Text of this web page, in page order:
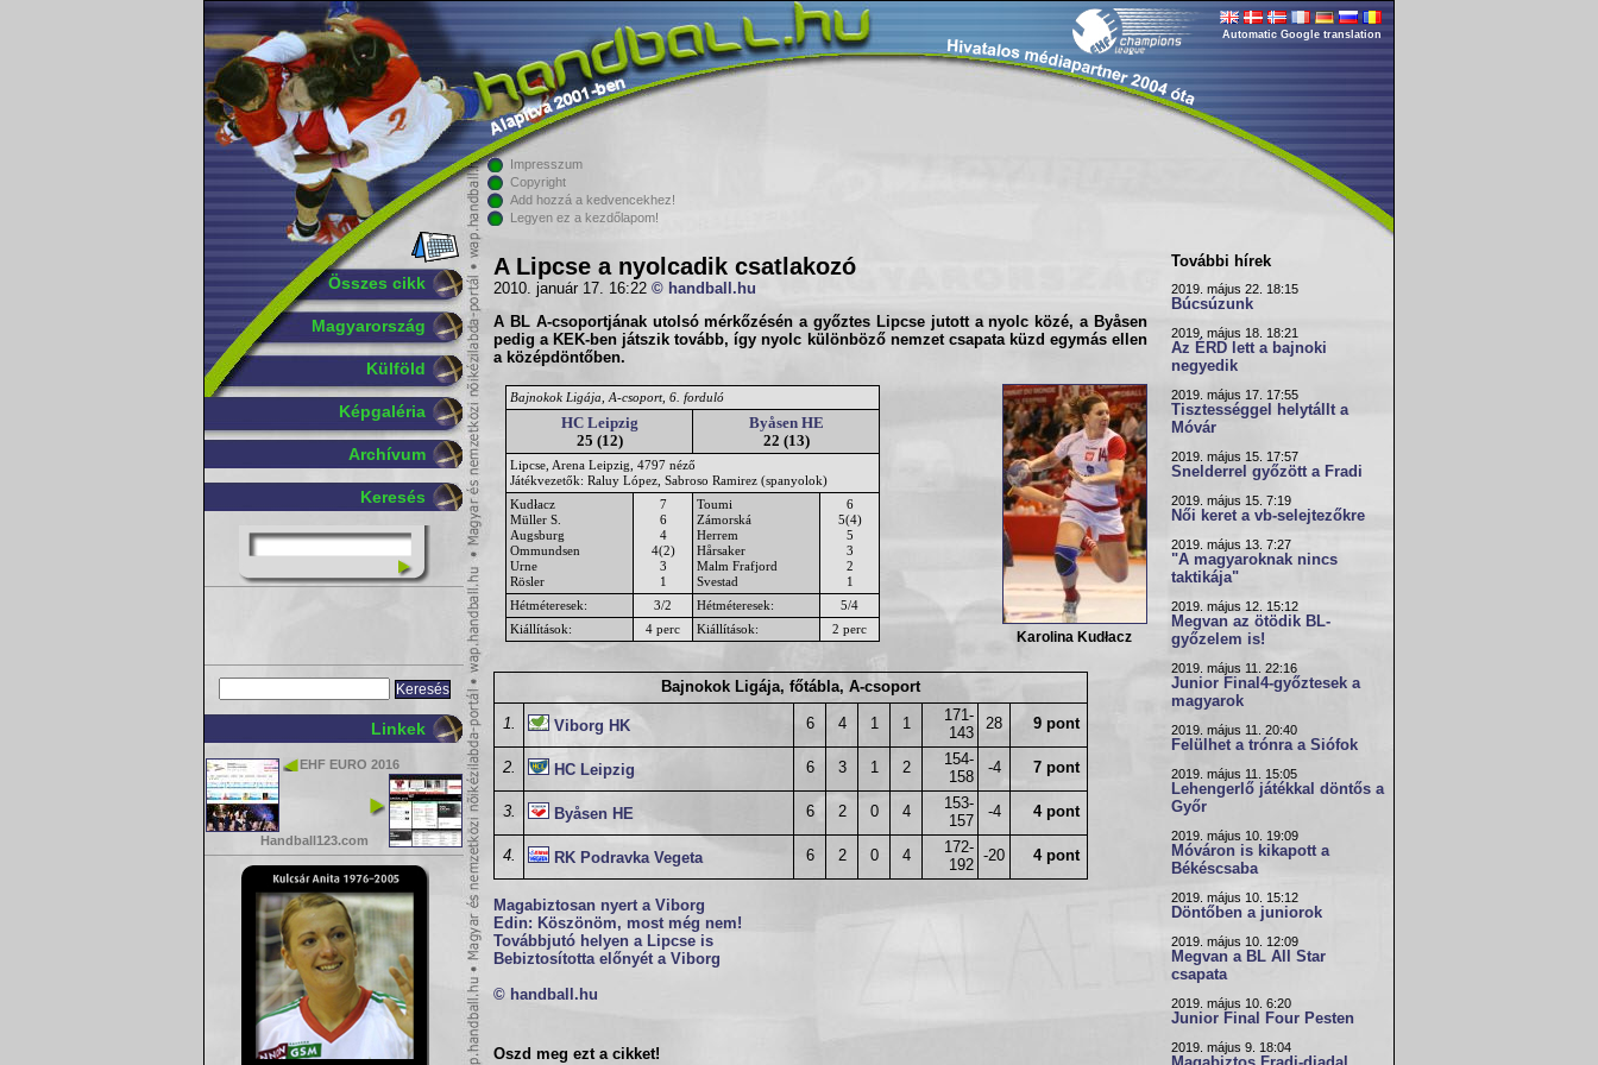
Összes cikk
Magyarország
Külföld
Képgaléria
Archívum
Keresés
Linkek
EHF EURO 2016
Handball123.com
Automatic Google translation
Impresszum
Copyright
Add hozzá a kedvencekhez!
Legyen ez a kezdőlapom!
A Lipcse a nyolcadik csatlakozó
2010. január 17. 16:22 © handball.hu
A BL A-csoportjának utolsó mérkőzésén a győztes Lipcsejutott a nyolc közé, a Byåsen
pedig a KEK-ben játszik tovább, így nyolc különböző nemzet csapata küzd egymás ellen
a középdöntőben.
Karolina Kudłacz
Bajnokok Ligája, A-csoport, 6. forduló
HC Leipzig
25 (12)
Byåsen HE
22 (13)
Lipcse, Arena Leipzig, 4797 néző
Játékvezetők: Raluy López, Sabroso Ramirez (spanyolok)
Kudłacz
Müller S.
Augsburg
Ommundsen
Urne
Rösler
7
6
4
4(2)
3
1
Toumi
Zámorská
Herrem
Hårsaker
Malm Frafjord
Svestad
6
5(4)
5
3
2
1
Hétméteresek:
3/2 Hétméteresek:
5/4
Kiállítások:
4 perc Kiállítások: 2 perc
Bajnokok Ligája, főtábla, A-csoport
1. Viborg HK 6 4 1 1
171-
143
28 9 pont
2. HC Leipzig 6 3 1 2
154-
158
-4 7 pont
3. Byåsen HE 6 2 0 4
153-
157
-4 4 pont
4. RK Podravka Vegeta 6 2 0 4
172-
192
-20 4 pont
Magabiztosan nyert a Viborg
Edin: Köszönöm, most még nem!
Továbbjutó helyen a Lipcse is
Bebiztosította előnyét a Viborg
© handball.hu
Oszd meg ezt a cikket!
További hírek
2019. május 22. 18:15
Búcsúzunk
2019. május 18. 18:21
Az ÉRD lett a bajnoki
negyedik
2019. május 17. 17:55
Tisztességgel helytállt a
Móvár
2019. május 15. 17:57
Snelderrel győzött a Fradi
2019. május 15. 7:19
Női keret a vb-selejtezőkre
2019. május 13. 7:27
"A magyaroknak nincs
taktikája"
2019. május 12. 15:12
Megvan az ötödik BL-
győzelem is!
2019. május 11. 22:16
Junior Final4-győztesek a
magyarok
2019. május 11. 20:40
Felülhet a trónra a Siófok
2019. május 11. 15:05
Lehengerlő játékkal döntős a
Győr
2019. május 10. 19:09
Móváron is kikapott a
Békéscsaba
2019. május 10. 15:12
Döntőben a juniorok
2019. május 10. 12:09
Megvan a BL All Star
csapata
2019. május 10. 6:20
Junior Final Four Pesten
2019. május 9. 18:04